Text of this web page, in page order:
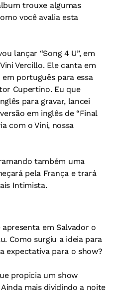
trouxe algumas
você avalia esta
lançar “Song 4 U”, em
Vercillo. Ele canta em
português para essa
Cupertino. Eu que
para gravar, lancei
em inglês de “Final
com o Vini, nossa
também uma
pela França e trará
Intimista.
apresenta em Salvador o
Como surgiu a ideia para
expectativa para o show?
propicia um show
mais dividindo a noite